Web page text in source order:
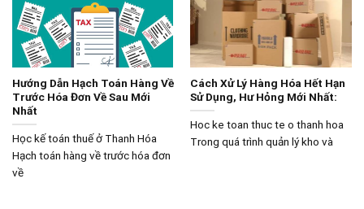
Hướng Dẫn Hạch Toán Hàng Về
Trước Hóa Đơn Về Sau Mới
Nhất
Học kế toán thuế ở Thanh Hóa
Hạch toán hàng về trước hóa đơn
về
Cách Xử Lý Hàng Hóa Hết Hạn
Sử Dụng, Hư Hỏng Mới Nhất:
Hoc ke toan thuc te o thanh hoa
Trong quá trình quản lý kho và